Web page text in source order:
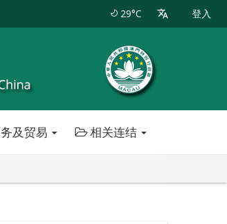
29°C 登入
及贸易 相关连结